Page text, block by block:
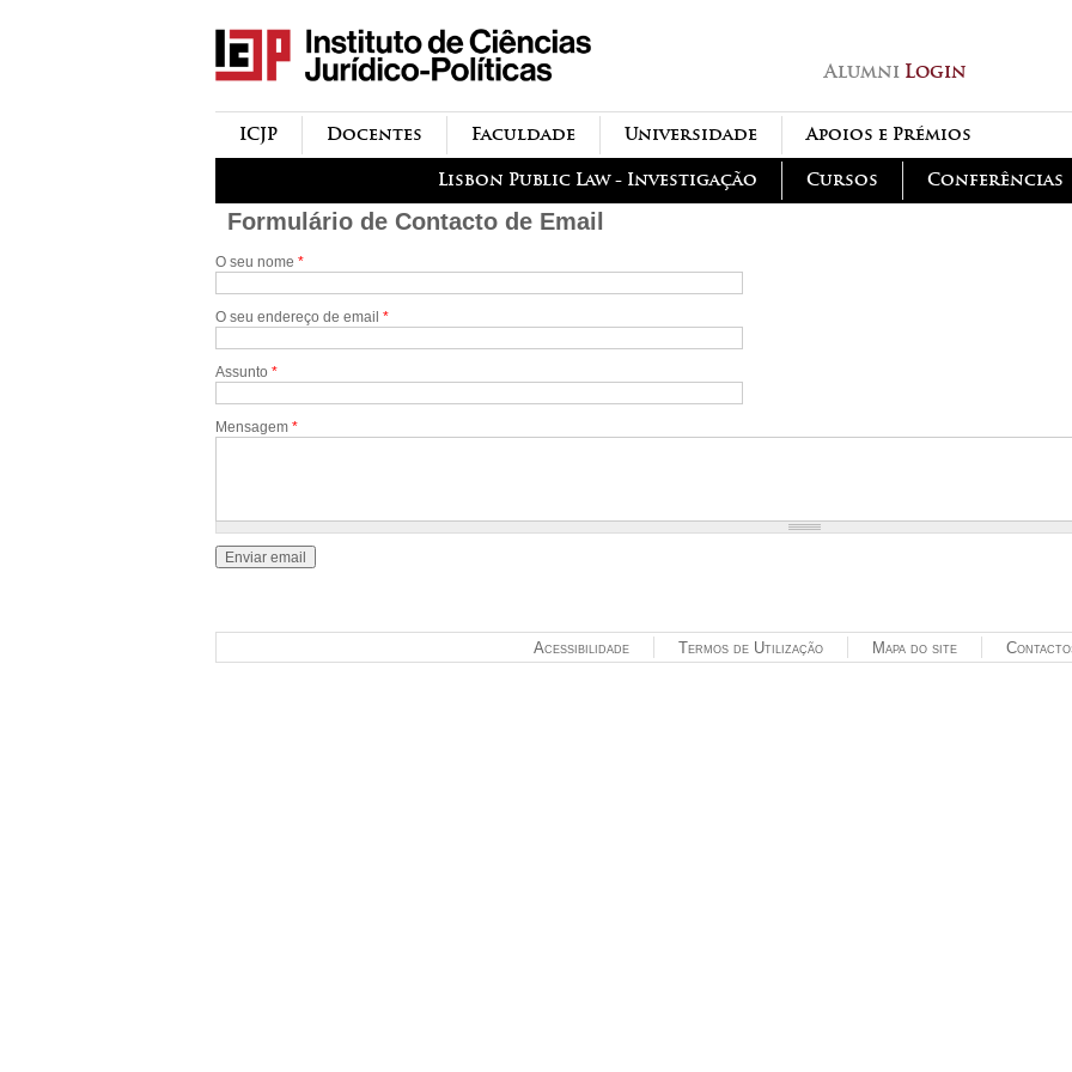
icjp
Alumni Login
menu-institucional Apoios e Prémios
Universidade
Faculdade
Docentes
ICJP
Conferências
Cursos
Lisbon Public Law - Investigação
Formulário de Contacto de Email
O seu nome *
O seu endereço de email *
Assunto *
Mensagem *
Mapa do site
Termos de Utilização
Acessibilidade